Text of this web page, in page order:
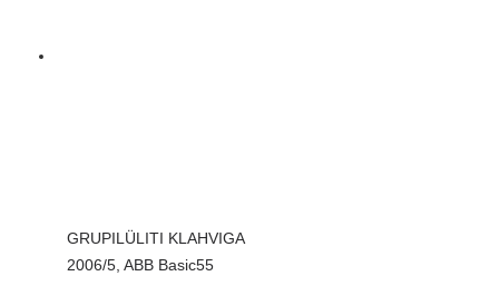
GRUPILÜLITI KLAHVIGA
2006/5, ABB Basic55